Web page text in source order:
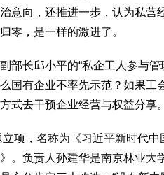
意向，还推进一步，认为私营
零，是一样的激进了。
部长邱小平的“私企工人参与管
国有企业不率先示范？如果工
式去干预企业经营与权益分享。
项，名称为《习近平新时代
。负责人孙建华是南京林业大